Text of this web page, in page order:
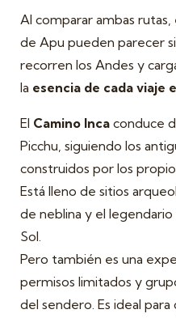
Al comparar ambas
de Apu pueden parecer
recorren los Andes y
la esencia de cada
El Camino Inca conduce
Picchu, siguiendo los
construidos por los
Está lleno de sitios
de neblina y el
Sol.
Pero también es una
permisos limitados y
del sendero. Es ideal